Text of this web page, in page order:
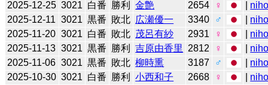
2025-12-25 3021 白番 勝利 金艶 2654 ♀
2025-12-11 3021 黒番 敗北 広瀬優一 3340 ♂
2025-11-20 3021 白番 敗北 茂呂有紗 2931 ♀
2025-11-13 3021 黒番 勝利 吉原由香里 2812 ♀
2025-11-06 3021 黒番 敗北 柳時熏 3187 ♂
2025-10-30 3021 白番 勝利 小西和子 2668 ♀